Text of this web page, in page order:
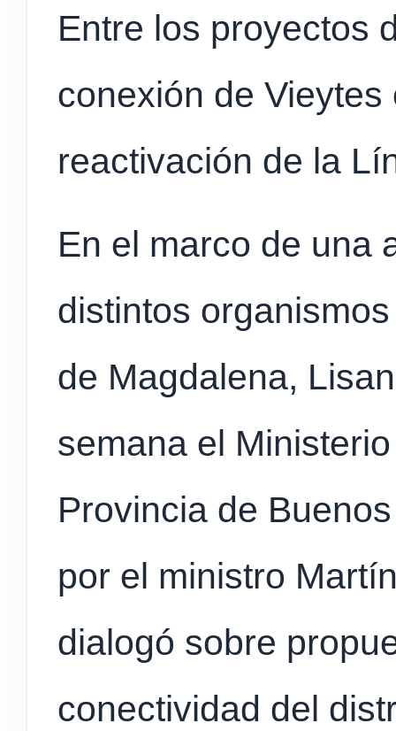
Entre los proyectos
conexión de
reactivación de la
En el marco de una
distintos
de Magdalena,
semana el
Provincia de
por el ministro
dialogó sobre
conectividad del